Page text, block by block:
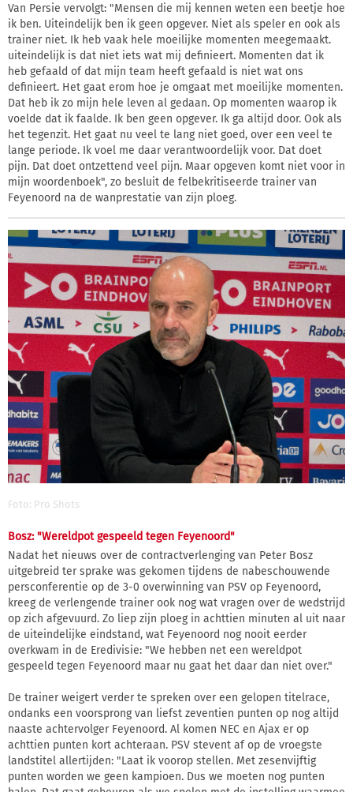
Van Persie vervolgt: "Mensen die mij kennen weten een beetje hoe
ik ben. Uiteindelijk ben ik geen opgever. Niet als speler en ook als
trainer niet. Ik heb vaak hele moeilijke momenten meegemaakt.
uiteindelijk is dat niet iets wat mij definieert. Momenten dat ik
heb gefaald of dat mijn team heeft gefaald is niet wat ons
definieert. Het gaat erom hoe je omgaat met moeilijke momenten.
Dat heb ik zo mijn hele leven al gedaan. Op momenten waarop ik
voelde dat ik faalde. Ik ben geen opgever. Ik ga altijd door. Ook als
het tegenzit. Het gaat nu veel te lang niet goed, over een veel te
lange periode. Ik voel me daar verantwoordelijk voor. Dat doet
pijn. Dat doet ontzettend veel pijn. Maar opgeven komt niet voor in
mijn woordenboek", zo besluit de felbekritiseerde trainer van
Feyenoord na de wanprestatie van zijn ploeg.
Foto: Pro Shots
Bosz: "Wereldpot gespeeld tegen Feyenoord"
Nadat het nieuws over de contractverlenging van Peter Bosz
uitgebreid ter sprake was gekomen tijdens de nabeschouwende
persconferentie op de 3-0 overwinning van PSV op Feyenoord,
kreeg de verlengende trainer ook nog wat vragen over de wedstrijd
op zich afgevuurd. Zo liep zijn ploeg in achttien minuten al uit naar
de uiteindelijke eindstand, wat Feyenoord nog nooit eerder
overkwam in de Eredivisie: "We hebben net een wereldpot
gespeeld tegen Feyenoord maar nu gaat het daar dan niet over."
De trainer weigert verder te spreken over een gelopen titelrace,
ondanks een voorsprong van liefst zeventien punten op nog altijd
naaste achtervolger Feyenoord. Al komen NEC en Ajax er op
achttien punten kort achteraan. PSV stevent af op de vroegste
landstitel allertijden: "Laat ik voorop stellen. Met zesenvijftig
punten worden we geen kampioen. Dus we moeten nog punten